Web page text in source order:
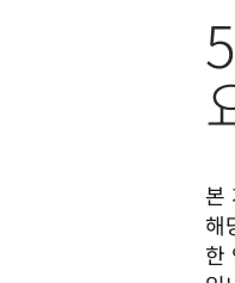
본
해
한